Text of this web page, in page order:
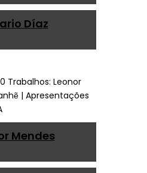
Díaz
Mendes